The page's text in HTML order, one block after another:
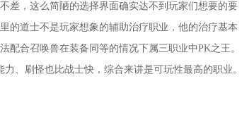
差，这么简陋的选择界面确实达不到玩家们想要的要
的道士不是玩家想象的辅助治疗职业，他的治疗基本
合召唤兽在装备同等的情况下属三职业中PK之王。
、刷怪也比战士快，综合来讲是可玩性最高的职业。